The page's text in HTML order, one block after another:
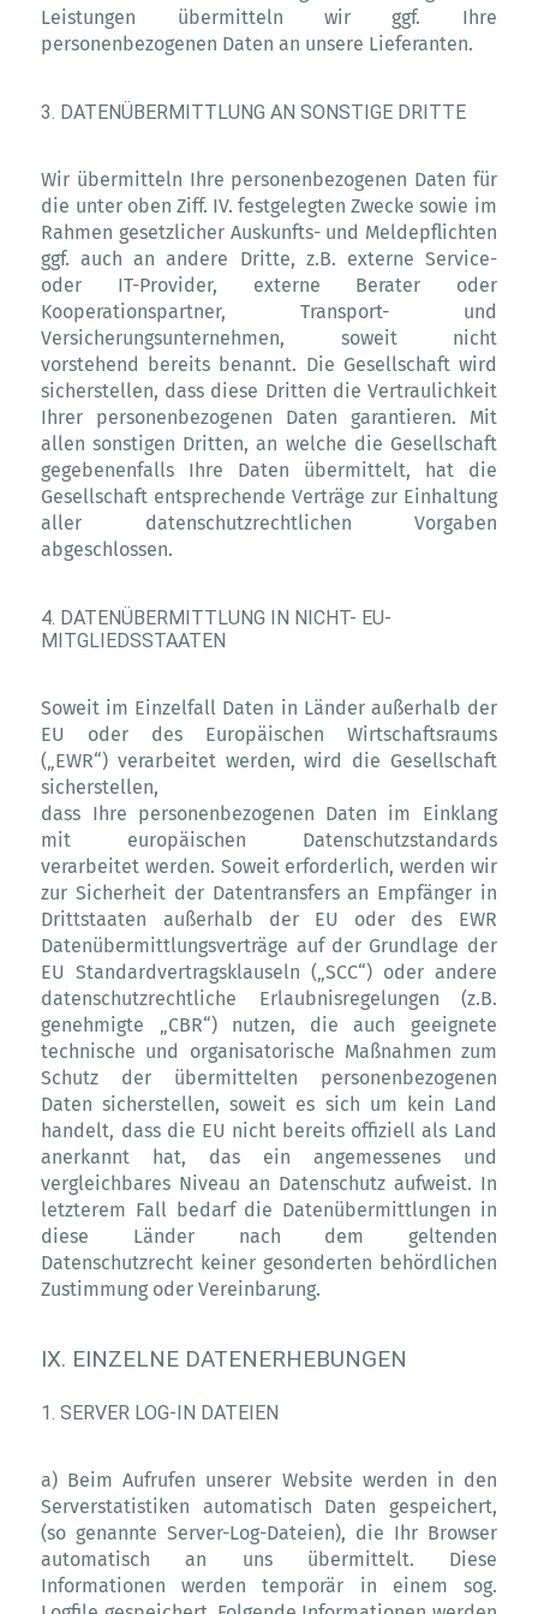
Leistungen übermitteln wir ggf. Ihre
personenbezogenen Daten an unsere Lieferanten.
3. DATENÜBERMITTLUNG AN SONSTIGE DRITTE
Wir übermitteln Ihre personenbezogenen Daten für
die unter oben Ziff. IV. festgelegten Zwecke sowie im
Rahmen gesetzlicher Auskunfts- und Meldepflichten
ggf. auch an andere Dritte, z.B. externe Service-
oder IT-Provider, externe Berater oder
Kooperationspartner, Transport- und
Versicherungsunternehmen, soweit nicht
vorstehend bereits benannt. Die Gesellschaft wird
sicherstellen, dass diese Dritten die Vertraulichkeit
Ihrer personenbezogenen Daten garantieren. Mit
allen sonstigen Dritten, an welche die Gesellschaft
gegebenenfalls Ihre Daten übermittelt, hat die
Gesellschaft entsprechende Verträge zur Einhaltung
aller datenschutzrechtlichen Vorgaben
abgeschlossen.
4. DATENÜBERMITTLUNG IN NICHT- EU-
MITGLIEDSSTAATEN
Soweit im Einzelfall Daten in Länder außerhalb der
EU oder des Europäischen Wirtschaftsraums
(„EWR“) verarbeitet werden, wird die Gesellschaft
sicherstellen,
dass Ihre personenbezogenen Daten im Einklang
mit europäischen Datenschutzstandards
verarbeitet werden. Soweit erforderlich, werden wir
zur Sicherheit der Datentransfers an Empfänger in
Drittstaaten außerhalb der EU oder des EWR
Datenübermittlungsverträge auf der Grundlage der
EU Standardvertragsklauseln („SCC“) oder andere
datenschutzrechtliche Erlaubnisregelungen (z.B.
genehmigte „CBR“) nutzen, die auch geeignete
technische und organisatorische Maßnahmen zum
Schutz der übermittelten personenbezogenen
Daten sicherstellen, soweit es sich um kein Land
handelt, dass die EU nicht bereits offiziell als Land
anerkannt hat, das ein angemessenes und
vergleichbares Niveau an Datenschutz aufweist. In
letzterem Fall bedarf die Datenübermittlungen in
diese Länder nach dem geltenden
Datenschutzrecht keiner gesonderten behördlichen
Zustimmung oder Vereinbarung.
IX. EINZELNE DATENERHEBUNGEN
1. SERVER LOG-IN DATEIEN
a) Beim Aufrufen unserer Website werden in den
Serverstatistiken automatisch Daten gespeichert,
(so genannte Server-Log-Dateien), die Ihr Browser
automatisch an uns übermittelt. Diese
Informationen werden temporär in einem sog.